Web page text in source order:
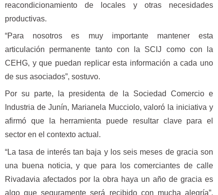
reacondicionamiento de locales y otras necesidades
productivas.
“Para nosotros es muy importante mantener esta
articulación permanente tanto con la SCIJ como con la
CEHG, y que puedan replicar esta información a cada uno
de sus asociados”, sostuvo.
Por su parte, la presidenta de la Sociedad Comercio e
Industria de Junín, Marianela Mucciolo, valoró la iniciativa y
afirmó que la herramienta puede resultar clave para el
sector en el contexto actual.
“La tasa de interés tan baja y los seis meses de gracia son
una buena noticia, y que para los comerciantes de calle
Rivadavia afectados por la obra haya un año de gracia es
algo que seguramente será recibido con mucha alegría”,